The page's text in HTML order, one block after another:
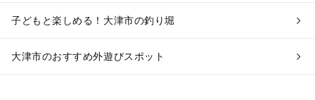
子どもと楽しめる！大津市の釣り堀
大津市のおすすめ外遊びスポット